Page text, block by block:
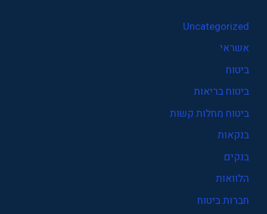
Uncategorized
אשראי
ביטוח
ביטוח בריאות
ביטוח מחלות קשות
בנקאות
בנקים
הלוואות
חברות ביטוח